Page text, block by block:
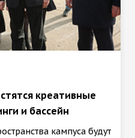
креативные
и бассейн
кампуса будут